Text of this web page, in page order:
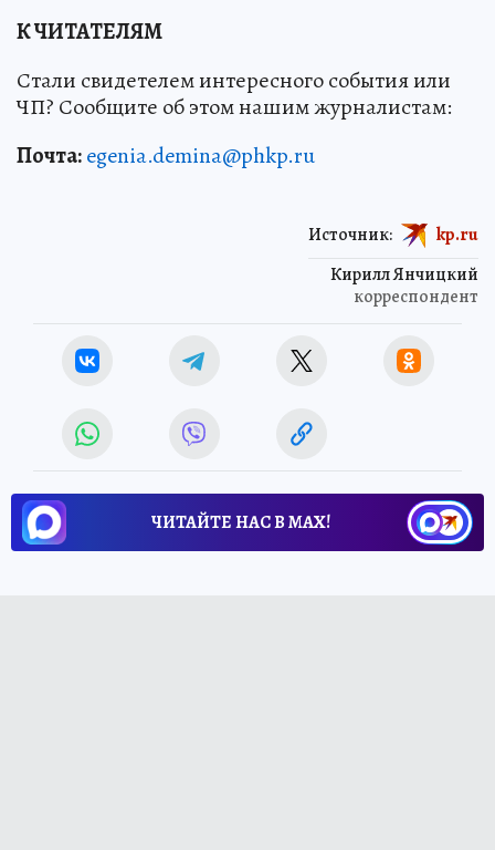
К ЧИТАТЕЛЯМ
Стали свидетелем интересного события или
ЧП? Сообщите об этом нашим журналистам:
Почта:egenia.demina@phkp.ru
Кирилл Янчицкий
корреспондент
Источник: kp.ru
ЧИТАЙТЕ НАС В МАХ!